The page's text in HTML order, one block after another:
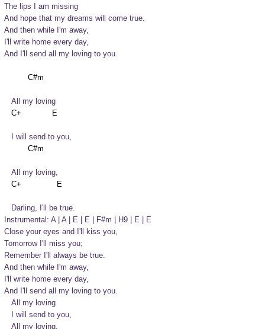
The lips I am missing
And hope that my dreams will come true.
And then while I'm away,
I'll write home every day,
And I'll send all my loving to you.
   All my loving
   I will send to you,
   All my loving,
   Darling, I'll be true.
Instrumental: A | A | E | E | F#m | H9 | E | E
Close your eyes and I'll kiss you,
Tomorrow I'll miss you;
Remember I'll always be true.
And then while I'm away,
I'll write home every day,
And I'll send all my loving to you.
   All my loving
   All my loving,